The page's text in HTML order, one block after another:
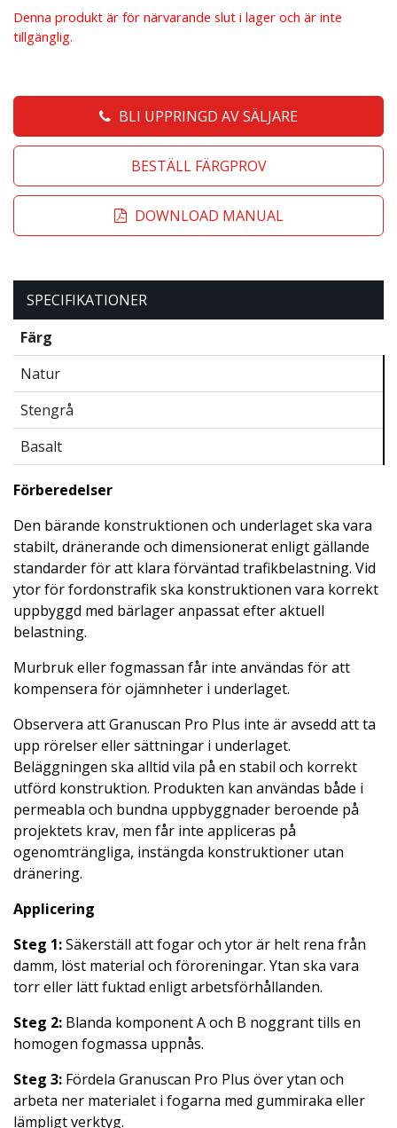
Denna produkt är för närvarande slut i lager och är inte
tillgänglig.
BLI UPPRINGD AV SÄLJARE
BESTÄLL FÄRGPROV
DOWNLOAD MANUAL
SPECIFIKATIONER
Färg
Natur
Stengrå
Basalt
Förberedelser
Den bärande konstruktionen och underlaget ska vara
stabilt, dränerande och dimensionerat enligt gällande
standarder för att klara förväntad trafikbelastning. Vid
ytor för fordonstrafik ska konstruktionen vara korrekt
uppbyggd med bärlager anpassat efter aktuell
belastning.
Murbruk eller fogmassan får inte användas för att
kompensera för ojämnheter i underlaget.
Observera att Granuscan Pro Plus inte är avsedd att ta
upp rörelser eller sättningar i underlaget.
Beläggningen ska alltid vila på en stabil och korrekt
utförd konstruktion. Produkten kan användas både i
permeabla och bundna uppbyggnader beroende på
projektets krav, men får inte appliceras på
ogenomträngliga, instängda konstruktioner utan
dränering.
Applicering
Steg 1:Säkerställ att fogar och ytor är helt rena från
damm, löst material och föroreningar. Ytan ska vara
torr eller lätt fuktad enligt arbetsförhållanden.
Steg 2: Blanda komponent A och B noggrant tills en
homogen fogmassa uppnås.
Steg 3: Fördela Granuscan Pro Plus över ytan och
arbeta ner materialet i fogarna med gummiraka eller
lämpligt verktyg.